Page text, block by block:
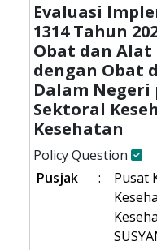
Evaluasi
1314 Tahun
Obat dan
dengan Obat
Dalam Negeri
Sektoral
Kesehatan
Policy Question
Pusjak
:
Pusat